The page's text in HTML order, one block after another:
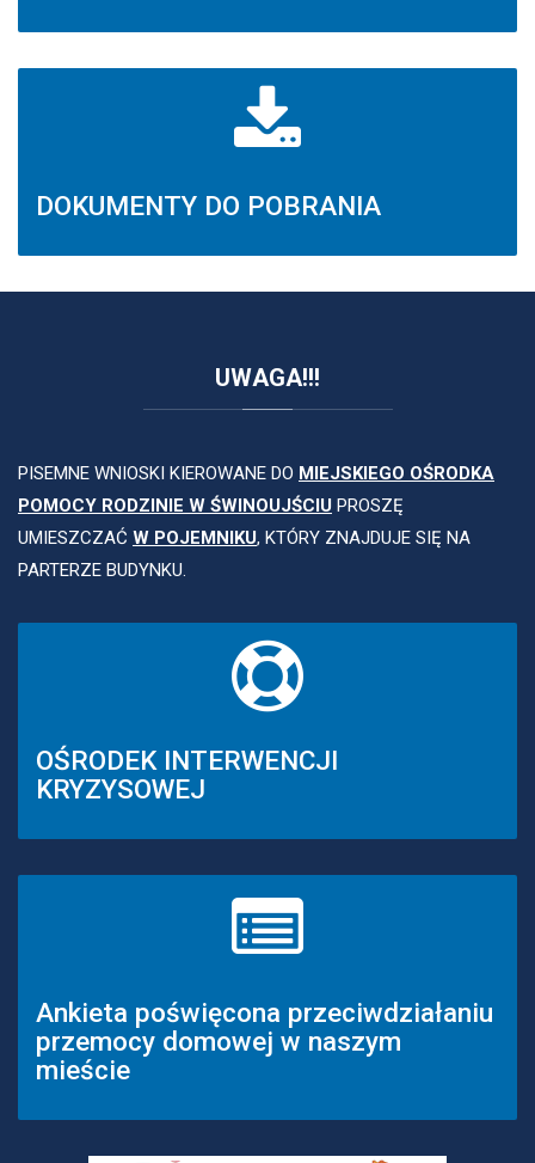
DOKUMENTY DO POBRANIA
UWAGA!!!
PISEMNE WNIOSKI KIEROWANE DO MIEJSKIEGO OŚRODKA
POMOCY RODZINIE W ŚWINOUJŚCIU PROSZĘ
UMIESZCZAĆ W POJEMNIKU, KTÓRY ZNAJDUJE SIĘ NA
PARTERZE BUDYNKU.
OŚRODEK INTERWENCJI
KRYZYSOWEJ
Ankieta poświęcona przeciwdziałaniu
przemocy domowej w naszym
mieście